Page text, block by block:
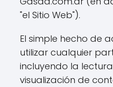
"el Sitio Web").
El simple hecho de
utilizar cualquier
incluyendo la
visualización de